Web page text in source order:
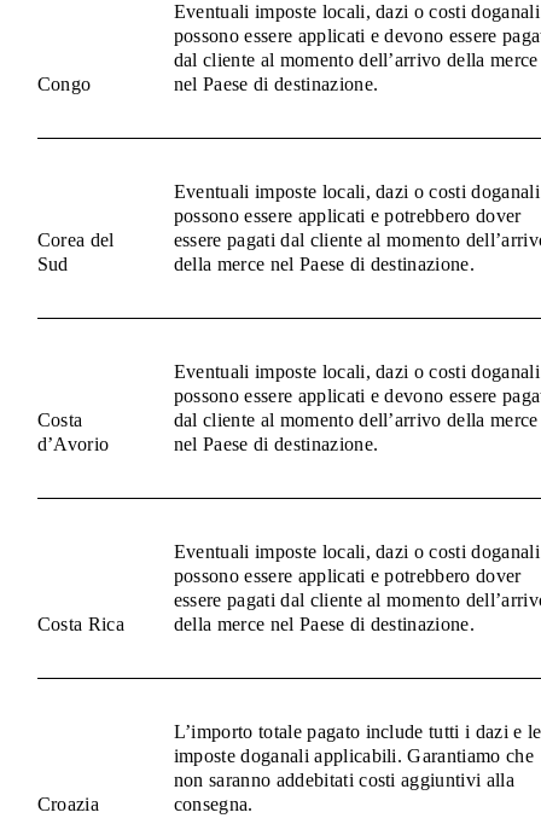
Congo
Eventuali imposte locali, dazi o costi doganali
possono essere applicati e devono essere
dal cliente al momento dell’arrivo della merce
nel Paese di destinazione.
Corea del
Sud
Eventuali imposte locali, dazi o costi doganali
possono essere applicati e potrebbero dover
essere pagati dal cliente al momento
della merce nel Paese di destinazione.
Costa
d’Avorio
Eventuali imposte locali, dazi o costi doganali
possono essere applicati e devono essere
dal cliente al momento dell’arrivo della merce
nel Paese di destinazione.
Costa Rica
Eventuali imposte locali, dazi o costi doganali
possono essere applicati e potrebbero dover
essere pagati dal cliente al momento
della merce nel Paese di destinazione.
Croazia
L’importo totale pagato include tutti i dazi e le
imposte doganali applicabili. Garantiamo che
non saranno addebitati costi aggiuntivi alla
consegna.